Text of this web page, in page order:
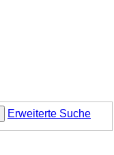
Erweiterte Suche